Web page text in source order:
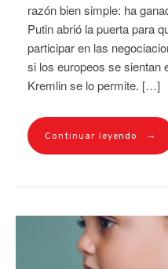
razón bien simple: ha
Putin abrió la puerta para
participar en las
si los europeos se sientan
Kremlin se lo permite. […]
Continuar leyendo →